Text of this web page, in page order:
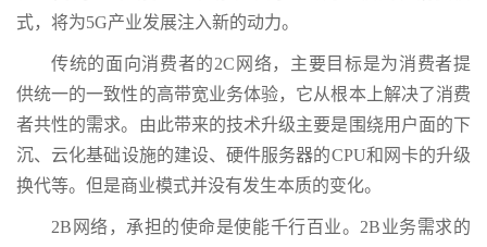
式，将为5G产业发展注入新的动力。
传统的面向消费者的2C网络，主要目标是为消费者提
供统一的一致性的高带宽业务体验，它从根本上解决了消费
者共性的需求。由此带来的技术升级主要是围绕用户面的下
沉、云化基础设施的建设、硬件服务器的CPU和网卡的升级
换代等。但是商业模式并没有发生本质的变化。
2B网络，承担的使命是使能千行百业。2B业务需求的